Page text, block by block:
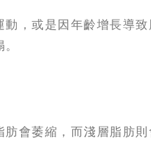
，或是因年齡增長導
會萎縮，而淺層脂肪